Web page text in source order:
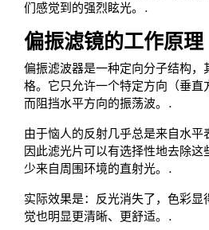
们感觉到的强烈眩光。.
偏振滤镜的工作原理
偏振滤波器是一种定向分子结构，
格。它只允许一个特定方向（垂直
而阻挡水平方向的振荡波。.
由于恼人的反射几乎总是来自水平
因此滤光片可以有选择性地去除
少来自周围环境的直射光。.
实际效果是：反光消失了，色彩显
觉也明显更清晰、更舒适。.